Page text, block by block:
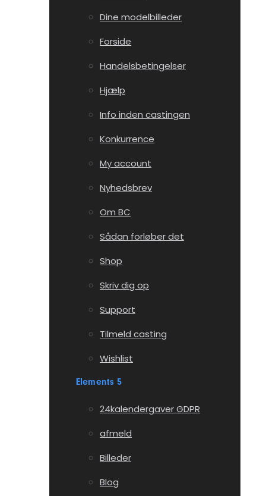
Dine modelbilleder
Forside
Handelsbetingelser
Hjælp
Info inden castingen
Konkurrence
My account
Nyhedsbrev
Om BC
Sådan forløber det
Shop
Skriv dig op
Support
Tilmeld casting
Wishlist
Elements 5
24kalendergaver GDPR
afmeld
Billeder
Blog